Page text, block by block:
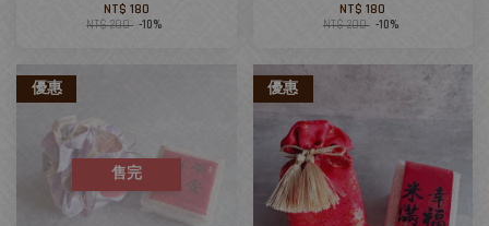
NT$ 180
NT$ 200 -10%
NT$ 180
NT$ 200 -10%
優惠
售完
優惠